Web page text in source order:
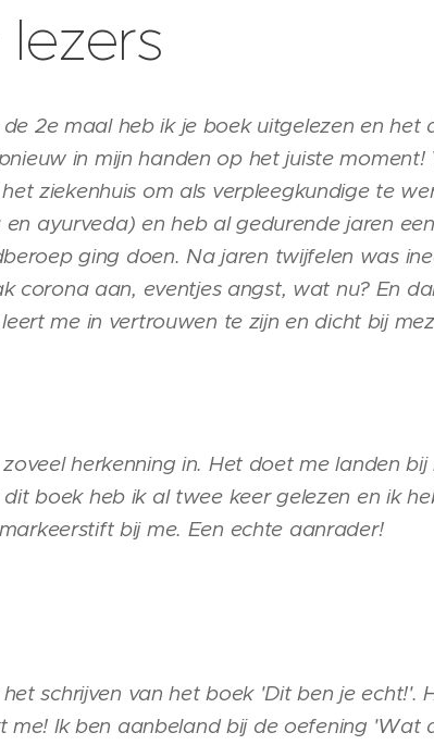
2e maal heb ik je boek uitgelezen en het
in mijn handen op het juiste
ziekenhuis om als verpleegkundige te
ayurveda) en heb al gedurende jaren
ging doen. Na jaren twijfelen was
corona aan, eventjes angst, wat nu? En
me in vertrouwen te zijn en dicht bij
herkenning in. Het doet me landen
boek heb ik al twee keer gelezen en ik
bij me. Een echte aanrader!
schrijven van het boek 'Dit ben je echt!'.
me! Ik ben aanbeland bij de oefening 'Wat